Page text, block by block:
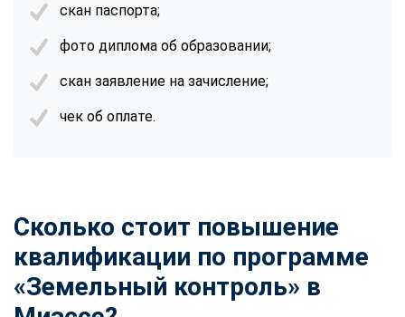
скан паспорта;
фото диплома об образовании;
скан заявление на зачисление;
чек об оплате.
Сколько стоит повышение
квалификации по программе
«Земельный контроль» в